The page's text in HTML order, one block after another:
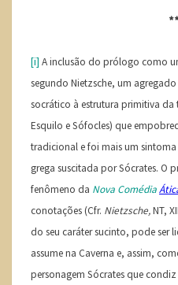
[i] A inclusão do prólogo como
segundo Nietzsche, um
socrático à estrutura primitiva
Esquilo e Sófocles) que
tradicional e foi mais um
grega suscitada por Sócrates. O
fenômeno da Nova Comédia
conotações (Cfr. Nietzsche,NT,
do seu caráter sucinto, pode
assume na Caverna e, assim,
personagem Sócrates que